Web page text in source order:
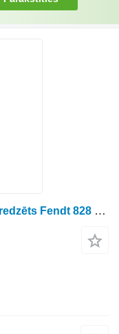
G931901020141 miglas lukturis paredzēts Fendt 828 Vario riteņtraktora